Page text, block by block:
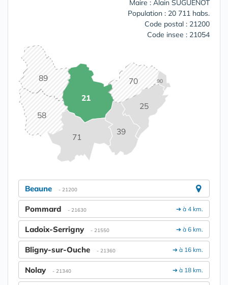
Maire : Alain SUGUENOT
Population : 20 711 habs.
Code postal : 21200
Code insee : 21054
21
25
39
58
70
71
89 90
Beaune - 21200
➔ à 4 km.
Pommard - 21630
➔ à 6 km.
Ladoix-Serrigny - 21550
➔ à 16 km.
Bligny-sur-Ouche - 21360
➔ à 18 km.
Nolay - 21340